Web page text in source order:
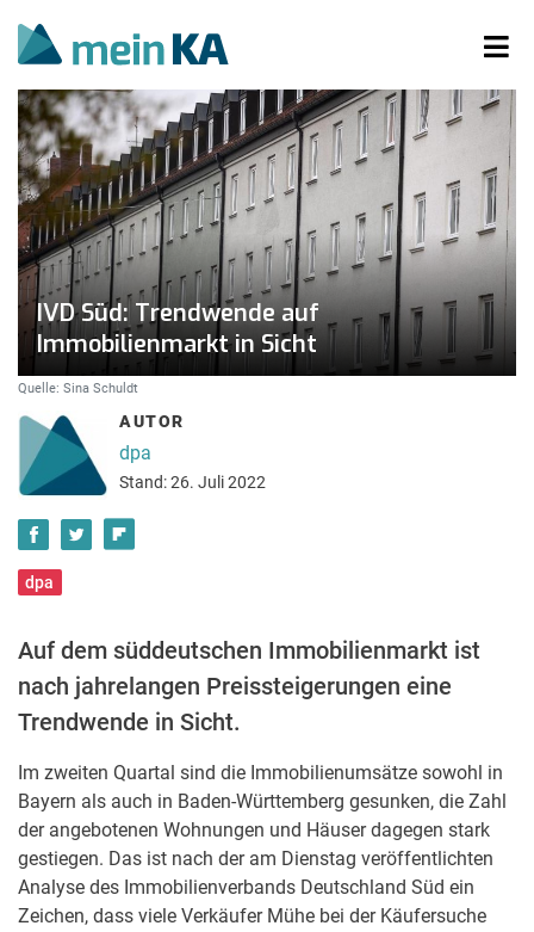
IVD Süd: Trendwende auf
Immobilienmarkt in Sicht
Quelle: Sina Schuldt
AUTOR
dpa
Stand: 26. Juli 2022
dpa
Auf dem süddeutschen Immobilienmarkt ist
nach jahrelangen Preissteigerungen eine
Trendwende in Sicht.
Im zweiten Quartal sind die Immobilienumsätze sowohl in
Bayern als auch in Baden-Württemberg gesunken, die Zahl
der angebotenen Wohnungen und Häuser dagegen stark
gestiegen. Das ist nach der am Dienstag veröffentlichten
Analyse des Immobilienverbands Deutschland Süd ein
Zeichen, dass viele Verkäufer Mühe bei der Käufersuche